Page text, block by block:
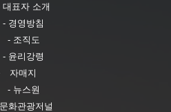
대표자 소개
- 경영방침
- 조직도
- 윤리강령
자매지
- 뉴스원
화관광저널